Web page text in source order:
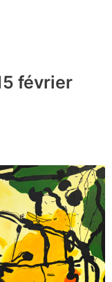
février